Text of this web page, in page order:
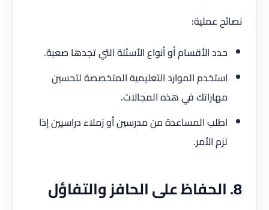
نصائح عملية:
حدد الأقسام أو أنواع الأسئلة التي تجدها صعبة.
استخدم الموارد التعليمية المتخصصة لتحسين
مهاراتك في هذه المجالات.
اطلب المساعدة من مدرسين أو زملاء دراسيين إذا
لزم الأمر.
8. الحفاظ على الحافز والتفاؤل